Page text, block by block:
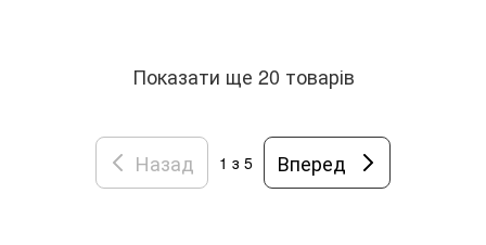
Показати ще 20 товарів
Назад 1 з 5 Вперед